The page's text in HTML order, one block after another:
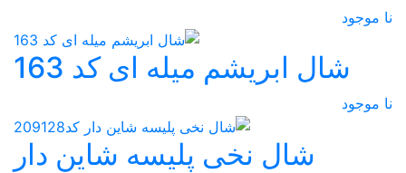
نا موجود
شال ابریشم میله ای کد 163
نا موجود
شال نخی پلیسه شاین دار